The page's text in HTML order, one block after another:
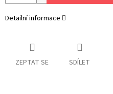
Detailní informace
ZEPTAT SE SDÍLET